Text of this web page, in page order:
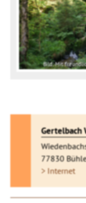
Bild: Mit
Gertelbach
77830
> Internet